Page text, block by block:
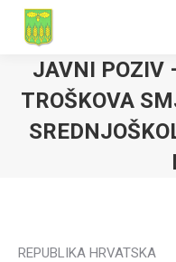
JAVNI POZIV
TROŠKOVA
REPUBLIKA HRVATSKA